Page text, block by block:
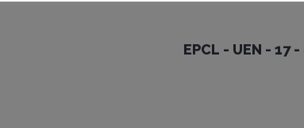
EPCL - UEN - 17 - BOM